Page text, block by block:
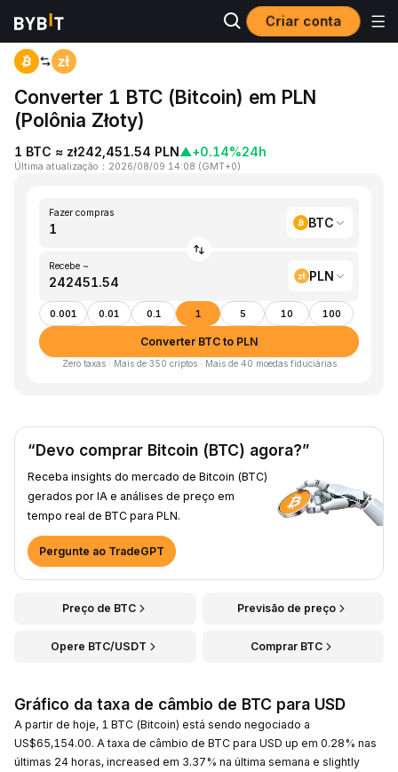
Criar conta
Página inicial
Converter 1 BTC (Bitcoin) em PLN
(Polônia Złoty)
1 BTC ≈ zł242,451.54 PLN▲+0.14%24h
Última atualização ： 2026/08/09 14:08 (GMT+0)
Fazer compras
BTC
Recebe ~
PLN
0.001 0.01 0.1 1 5 10 100
Converter BTC to PLN
Zero taxas · Mais de 350 criptos · Mais de 40 moedas fiduciárias
“Devo comprar Bitcoin (BTC) agora?”
Receba insights do mercado de Bitcoin (BTC)
gerados por IA e análises de preço em
tempo real de BTC para PLN.
Pergunte ao TradeGPT
Preço de BTC Previsão de preço
Opere BTC/USDT Comprar BTC
Gráfico da taxa de câmbio de BTC para USD
A partir de hoje, 1 BTC (Bitcoin) está sendo negociado a
US$65,154.00. A taxa de câmbio de BTC para USD up em 0.28% nas
últimas 24 horas, increased em 3.37% na última semana e slightly